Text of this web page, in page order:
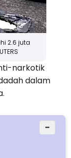
2.6 juta
narkotik
dalam
−